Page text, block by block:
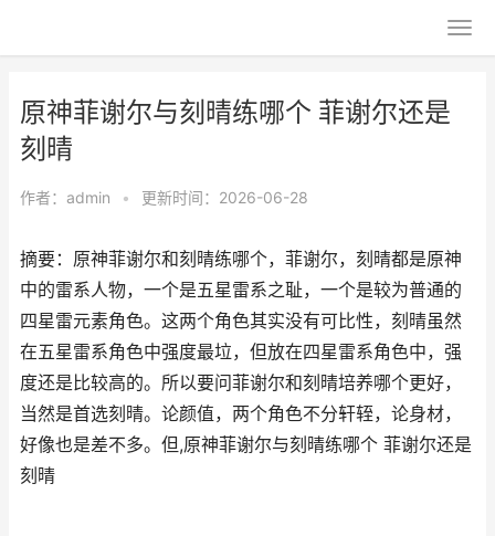
原神菲谢尔与刻晴练哪个 菲谢尔还是
刻晴
作者： admin • 更新时间：2026-06-28
摘要：原神菲谢尔和刻晴练哪个，菲谢尔，刻晴都是原神
中的雷系人物，一个是五星雷系之耻，一个是较为普通的
四星雷元素角色。这两个角色其实没有可比性，刻晴虽然
在五星雷系角色中强度最垃，但放在四星雷系角色中，强
度还是比较高的。所以要问菲谢尔和刻晴培养哪个更好，
当然是首选刻晴。论颜值，两个角色不分轩轾，论身材，
好像也是差不多。但,原神菲谢尔与刻晴练哪个 菲谢尔还是
刻晴